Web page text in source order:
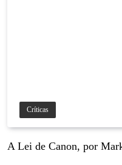
Críticas
A Lei de Canon, por